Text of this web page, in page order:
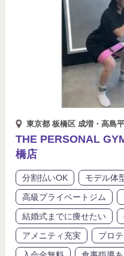
20万円以下 アメ
シャワーあり プ
ペアプランあり
リバウンドサポート
入会金無料 分割
女性トレーナー在籍
子連れ可能 手ぶ
結婚式までに痩せたい
食事指導あり 駅
東京都 板橋区 成増・高島
THE PERSONAL
橋店
分割払いOK モデル体
高級プライベートジム
結婚式までに痩せたい
アメニティ充実
プロ